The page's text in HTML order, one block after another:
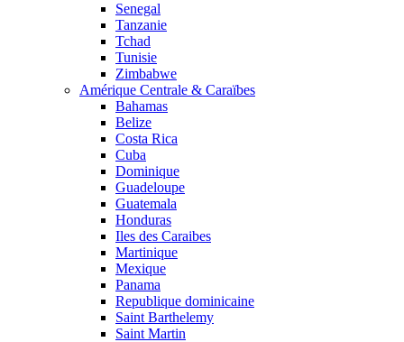
Senegal
Tanzanie
Tchad
Tunisie
Zimbabwe
Amérique Centrale & Caraïbes
Bahamas
Belize
Costa Rica
Cuba
Dominique
Guadeloupe
Guatemala
Honduras
Iles des Caraibes
Martinique
Mexique
Panama
Republique dominicaine
Saint Barthelemy
Saint Martin